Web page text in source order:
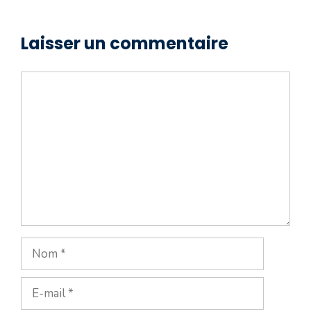
Laisser un commentaire
Nom
mail